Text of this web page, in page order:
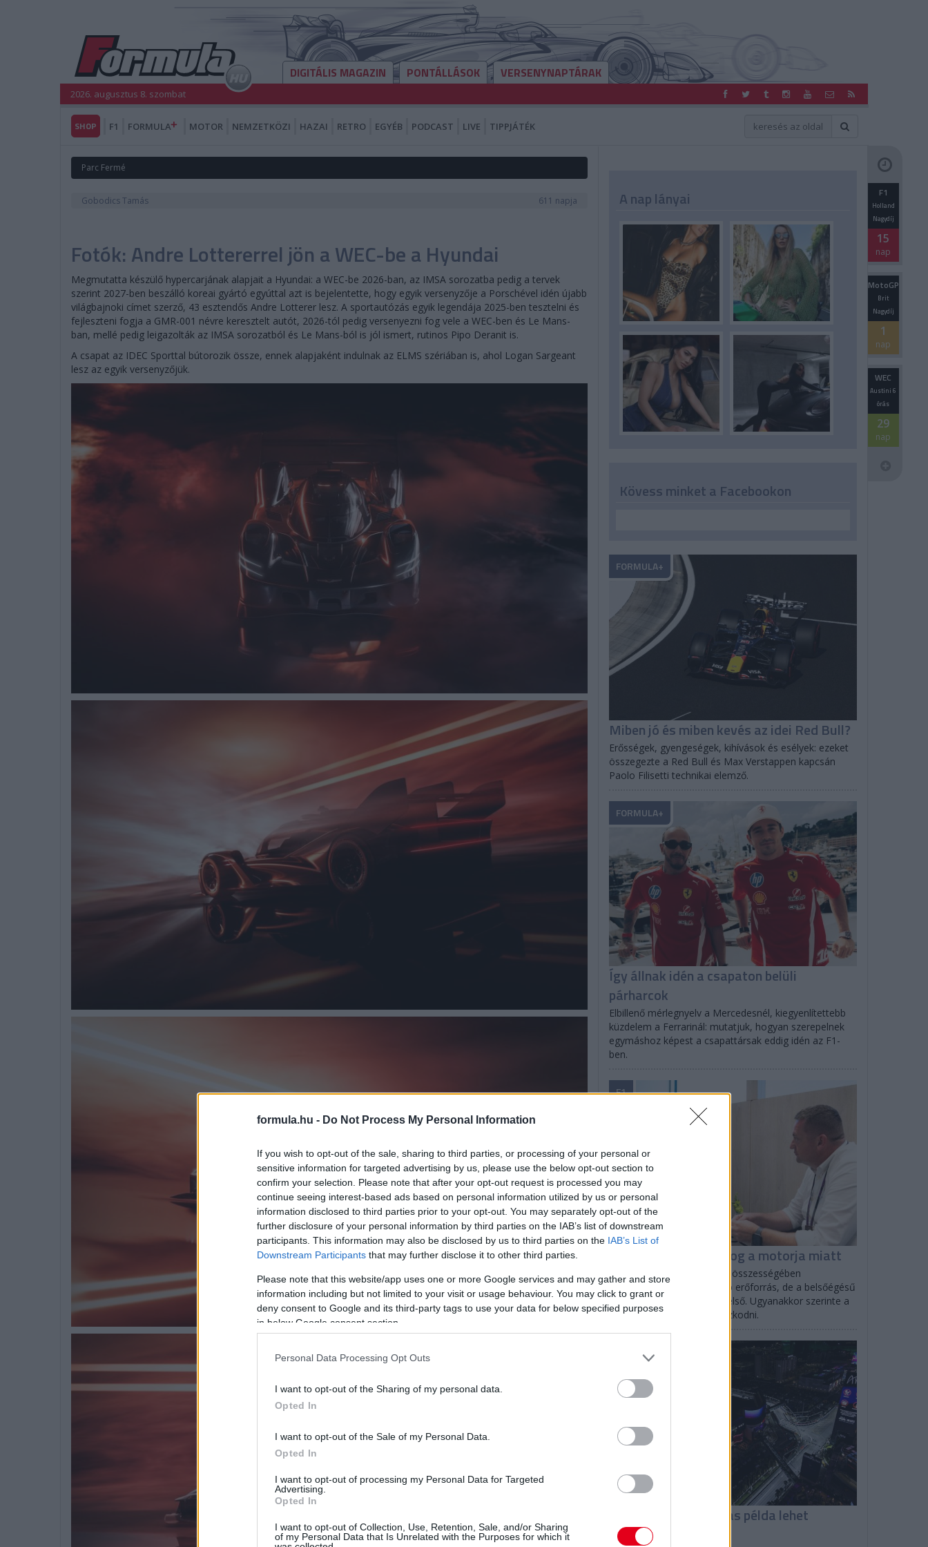
formula.hu - Do Not Process My Personal Information
If you wish to opt-out of the sale, sharing to third parties, or processing of your personal or
sensitive information for targeted advertising by us, please use the below opt-out section to
confirm your selection. Please note that after your opt-out request is processed you may
continue seeing interest-based ads based on personal information utilized by us or personal
information disclosed to third parties prior to your opt-out. You may separately opt-out of the
further disclosure of your personal information by third parties on the IAB’s list of downstream
participants. This information may also be disclosed by us to third parties on the IAB’s List of
Downstream Participants that may further disclose it to other third parties.
Please note that this website/app uses one or more Google services and may gather and store
information including but not limited to your visit or usage behaviour. You may click to grant or
deny consent to Google and its third-party tags to use your data for below specified purposes
in below Google consent section.
Personal Data Processing Opt Outs
I want to opt-out of the Sharing of my personal data.
Opted In
I want to opt-out of the Sale of my Personal Data.
Opted In
I want to opt-out of processing my Personal Data for Targeted
Advertising.
Opted In
I want to opt-out of Collection, Use, Retention, Sale, and/or Sharing
of my Personal Data that Is Unrelated with the Purposes for which it
DIGITÁLIS MAGAZIN PONTÁLLÁSOK VERSENYNAPTÁRAK
2026. augusztus 8. szombat
SHOP F1 FORMULA MOTOR NEMZETKÖZI HAZAI RETRO EGYÉB PODCAST LIVE TIPPJÁTÉK
Parc Fermé
Gobodics Tamás 611 napja
Fotók: Andre Lottererrel jön a WEC-be a Hyundai
Megmutatta készülő hypercarjának alapjait a Hyundai: a WEC-be 2026-ban, az IMSA sorozatba pedig a tervek
szerint 2027-ben beszálló koreai gyártó egyúttal azt is bejelentette, hogy egyik versenyzője a Porschével idén újabb
világbajnoki címet szerző, 43 esztendős Andre Lotterer lesz. A sportautózás egyik legendája 2025-ben tesztelni és
fejleszteni fogja a GMR-001 névre keresztelt autót, 2026-tól pedig versenyezni fog vele a WEC-ben és Le Mans-
ban, mellé pedig leigazolták az IMSA sorozatból és Le Mans-ból is jól ismert, rutinos Pipo Deranit is.
A csapat az IDEC Sporttal bútorozik össze, ennek alapjaként indulnak az ELMS szériában is, ahol Logan Sargeant
lesz az egyik versenyzőjük.
A nap lányai
Kövess minket a Facebookon
F1
Holland
Nagydíj
15
nap
MotoGP
Brit
Nagydíj
1
nap
WEC
Austini 6
órás
29
nap
Miben jó és miben kevés az idei Red Bull?
Erősségek, gyengeségek, kihívások és esélyek: ezeket
összegezte a Red Bull és Max Verstappen kapcsán
Paolo Filisetti technikai elemző.
FORMULA+
Így állnak idén a csapaton belüli
párharcok
Elbillenő mérlegnyelv a Mercedesnél, kiegyenlítettebb
küzdelem a Ferrarinál: mutatjuk, hogyan szerepelnek
egymáshoz képest a csapattársak eddig idén az F1-
ben.
FORMULA+
Wolff: A Ferrari nyafog a motorja miatt
Toto Wolff elismerte, hogy összességében
valószínűleg övék a legjobb erőforrás, de a belsőégésű
motor terén a Red Bull az első. Ugyanakkor szerinte a
Ferrarinak sincs oka panaszkodni.
F1
Domenicali: Las Vegas példa lehet
másoknak